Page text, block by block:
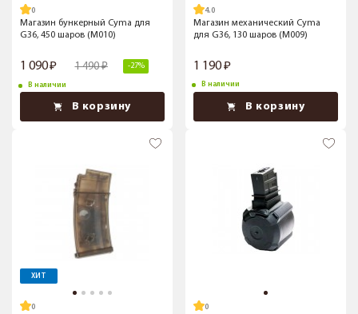
Магазин бункерный Cyma для
G36, 450 шаров (M010)
1 090 1 490 -27%
В наличии
В корзину
4.0
Магазин механический Cyma
для G36, 130 шаров (M009)
1 190
В наличии
В корзину
ХИТ